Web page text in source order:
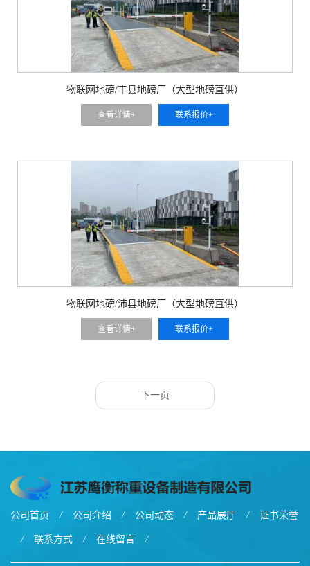
物联网地磅/丰县地磅厂（大型地磅直供）
查看详情+ 联系报价+
物联网地磅/沛县地磅厂（大型地磅直供）
查看详情+ 联系报价+
下一页
公司首页 / 公司介绍 / 公司动态 / 产品展厅 / 证书荣誉
/ 联系方式 / 在线留言 /